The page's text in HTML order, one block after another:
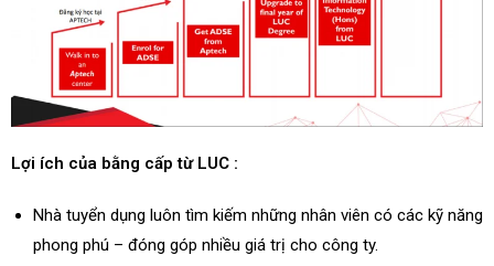
Lợi ích của bằng cấp từ LUC :
Nhà tuyển dụng luôn tìm kiếm những nhân viên có các kỹ năng
phong phú – đóng góp nhiều giá trị cho công ty.